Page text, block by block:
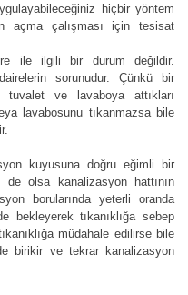
hiçbir yöntem
açma çalışması için tesisat
ile ilgili bir durum değildir.
sorunudur. Çünkü bir
tuvalet ve lavaboya attıkları
lavabosunu tıkanmazsa bile
kuyusuna doğru eğimli bir
de olsa kanalizasyon hattının
borularında yeterli oranda
bekleyerek tıkanıklığa sebep
müdahale edilirse bile
birikir ve tekrar kanalizasyon